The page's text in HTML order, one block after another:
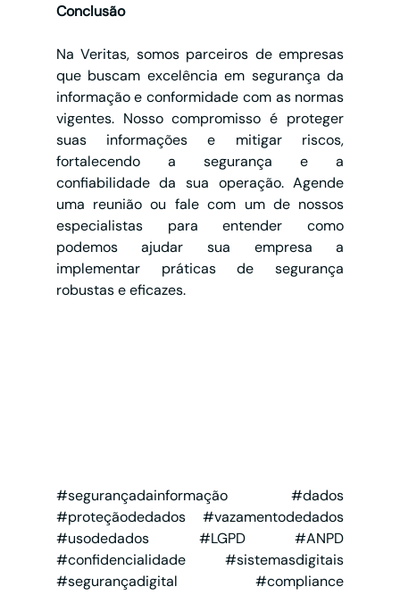
Conclusão
Na Veritas, somos parceiros de empresas
que buscam excelência em segurança da
informação e conformidade com as normas
vigentes. Nosso compromisso é proteger
suas informações e mitigar riscos,
fortalecendo a segurança e a
confiabilidade da sua operação. Agende
uma reunião ou fale com um de nossos
especialistas para entender como
podemos ajudar sua empresa a
implementar práticas de segurança
robustas e eficazes.
#segurançadainformação
#dados
#proteçãodedados
#vazamentodedados
#usodedados
#LGPD
#ANPD
#confidencialidade
#sistemasdigitais
#segurançadigital
#compliance